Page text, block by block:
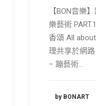
【BON音樂
樂藝術
香頌 All
理共享於網
– 蹦藝術…
by BONART